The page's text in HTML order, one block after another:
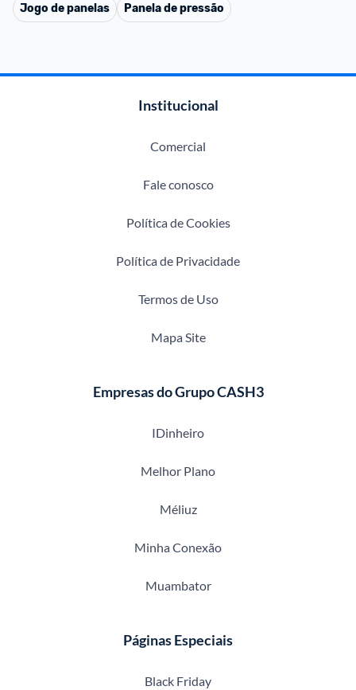
Jogo de panelas
Panela de pressão
Institucional
Comercial
Fale conosco
Política de Cookies
Política de Privacidade
Termos de Uso
Mapa Site
Empresas do Grupo CASH3
IDinheiro
Melhor Plano
Méliuz
Minha Conexão
Muambator
Páginas Especiais
Black Friday